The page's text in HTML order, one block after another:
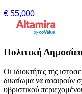
€ 55,000
Πολιτική
Οι ιδιοκτήτες της
δικαίωμα να αφαιρούν
υβριστικού